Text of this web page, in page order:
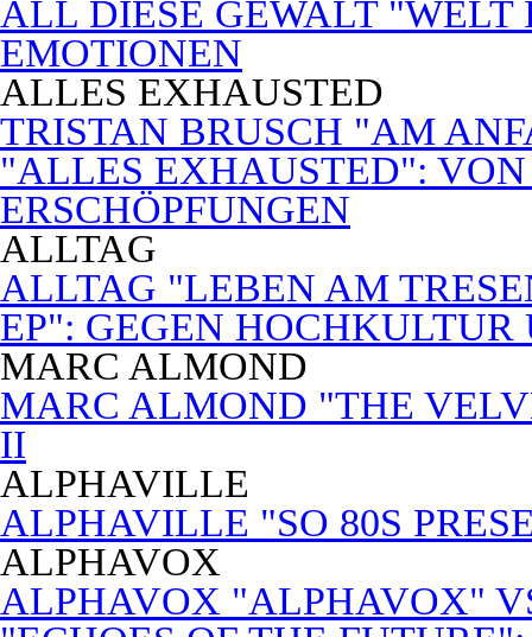
ALL DIESE GEWALT
EMOTIONEN
ALLES EXHAUSTED
TRISTAN BRUSCH "AM
"ALLES EXHAUSTED":
ERSCHÖPFUNGEN
ALLTAG
ALLTAG "LEBEN AM
EP": GEGEN
MARC ALMOND
MARC ALMOND "THE
II
ALPHAVILLE
ALPHAVILLE "SO 80S
ALPHAVOX
ALPHAVOX "ALPHAVOX"